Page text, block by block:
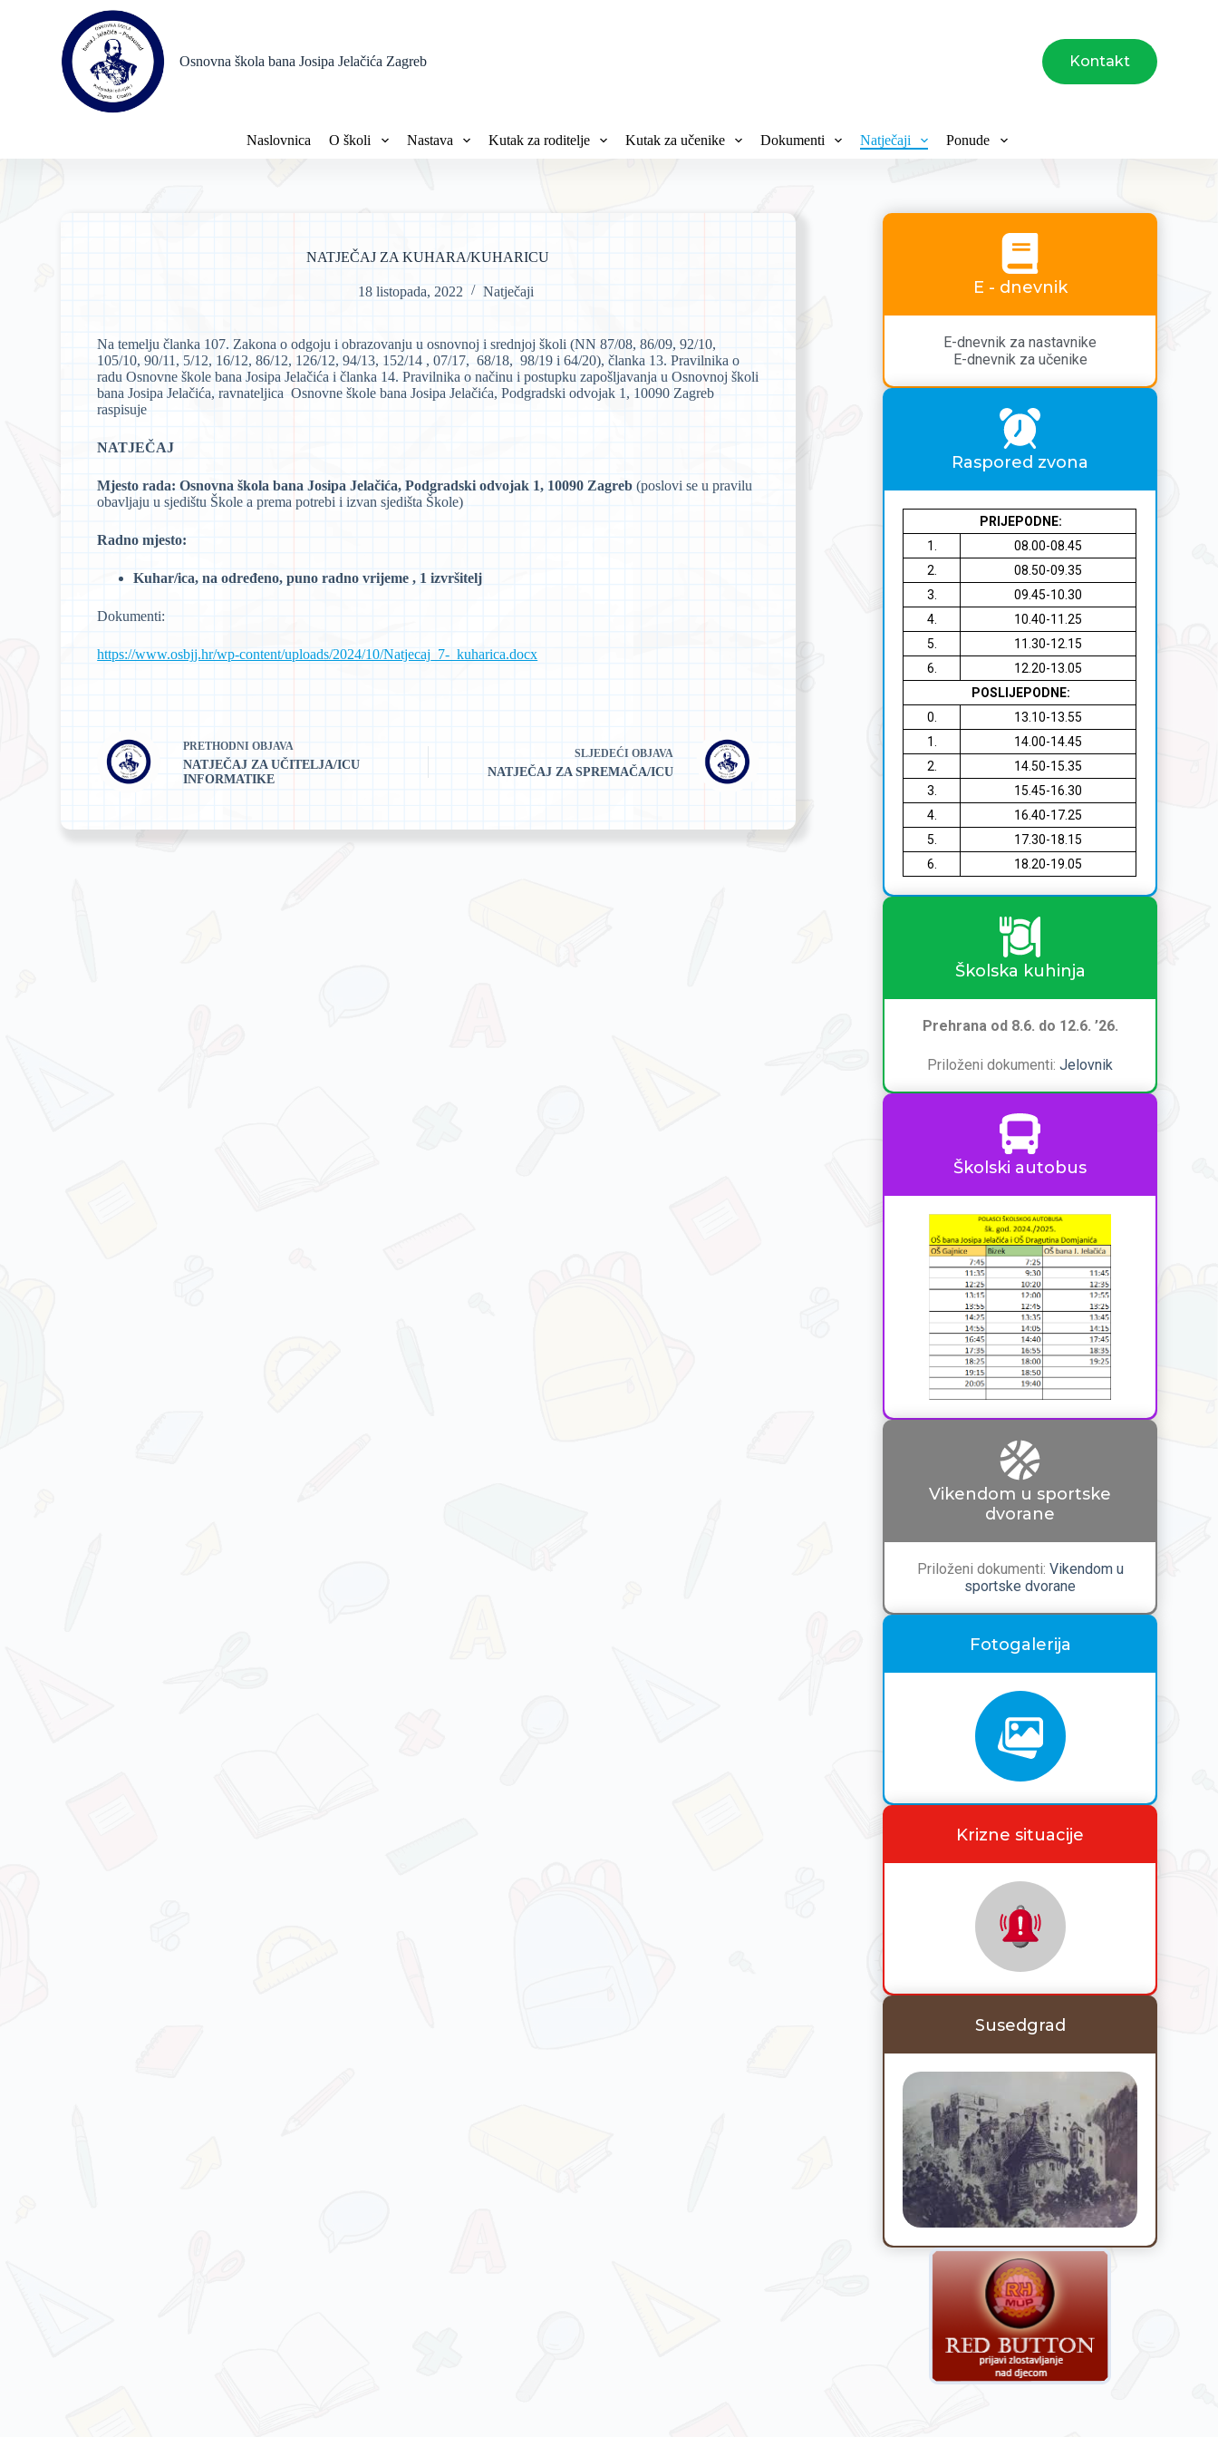
Osnovna škola bana Josipa Jelačića Zagreb Kontakt
Naslovnica O školi Nastava Kutak za roditelje Kutak za učenike Dokumenti Natječaji Ponude
NATJEČAJ ZA KUHARA/KUHARICU
18 listopada, 2022 Natječaji
Na temelju članka 107. Zakona o odgoju i obrazovanju u osnovnoj i srednjoj školi (NN 87/08, 86/09, 92/10,
105/10, 90/11, 5/12, 16/12, 86/12, 126/12, 94/13, 152/14 , 07/17, 68/18, 98/19 i 64/20), članka 13. Pravilnika o
radu Osnovne škole bana Josipa Jelačića i članka 14. Pravilnika o načinu i postupku zapošljavanja u Osnovnoj školi
bana Josipa Jelačića, ravnateljica Osnovne škole bana Josipa Jelačića, Podgradski odvojak 1, 10090 Zagreb
raspisuje
NATJEČAJ
Mjesto rada: Osnovna škola bana Josipa Jelačića, Podgradski odvojak 1, 10090 Zagreb (poslovi se u pravilu
obavljaju u sjedištu Škole a prema potrebi i izvan sjedišta Škole)
Radno mjesto:
Kuhar/ica, na određeno, puno radno vrijeme , 1 izvršitelj
Dokumenti:
https://www.osbjj.hr/wp-content/uploads/2024/10/Natjecaj_7-_kuharica.docx
PRETHODNIOBJAVA
NATJEČAJ ZA UČITELJA/ICU
INFORMATIKE
SLJEDEĆI OBJAVA
NATJEČAJ ZA SPREMAČA/ICU
E - dnevnik
E-dnevnik za nastavnike
E-dnevnik za učenike
Raspored zvona
PRIJEPODNE:
1.
08.00-08.45
2.
08.50-09.35
3.
09.45-10.30
4.
10.40-11.25
5.
11.30-12.15
6.
12.20-13.05
POSLIJEPODNE:
0.
13.10-13.55
1.
14.00-14.45
2.
14.50-15.35
3.
15.45-16.30
4.
16.40-17.25
5.
17.30-18.15
6.
18.20-19.05
Školska kuhinja
Prehrana od 8.6. do 12.6. ’26.
Priloženi dokumenti:Jelovnik
Školski autobus
Vikendom u sportske
dvorane
Priloženi dokumenti: Vikendom u
sportske dvorane
Fotogalerija
Krizne situacije
Susedgrad